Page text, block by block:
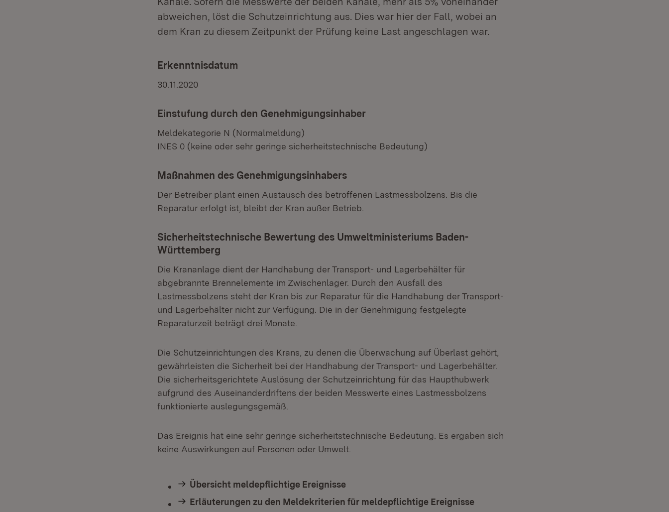
abweichen, löst die Schutzeinrichtung aus. Dies war hier der Fall, wobei an
dem Kran zu diesem Zeitpunkt der Prüfung keine Last angeschlagen war.
Erkenntnisdatum
30.11.2020
Einstufung durch den Genehmigungsinhaber
Meldekategorie N (Normalmeldung)
INES 0 (keine oder sehr geringe sicherheitstechnische Bedeutung)
Maßnahmen des Genehmigungsinhabers
Der Betreiber plant einen Austausch des betroffenen Lastmessbolzens. Bis die
Reparatur erfolgt ist, bleibt der Kran außer Betrieb.
Sicherheitstechnische Bewertung des Umweltministeriums Baden-
Württemberg
Die Krananlage dient der Handhabung der Transport- und Lagerbehälter für
abgebrannte Brennelemente im Zwischenlager. Durch den Ausfall des
Lastmessbolzens steht der Kran bis zur Reparatur für die Handhabung der Transport-
und Lagerbehälter nicht zur Verfügung. Die in der Genehmigung festgelegte
Reparaturzeit beträgt drei Monate.
Die Schutzeinrichtungen des Krans, zu denen die Überwachung auf Überlast gehört,
gewährleisten die Sicherheit bei der Handhabung der Transport- und Lagerbehälter.
Die sicherheitsgerichtete Auslösung der Schutzeinrichtung für das Haupthubwerk
aufgrund des Auseinanderdriftens der beiden Messwerte eines Lastmessbolzens
funktionierte auslegungsgemäß.
Das Ereignis hat eine sehr geringe sicherheitstechnische Bedeutung. Es ergaben sich
keine Auswirkungen auf Personen oder Umwelt.
Übersicht meldepflichtige Ereignisse
Erläuterungen zu den Meldekriterien für meldepflichtige Ereignisse